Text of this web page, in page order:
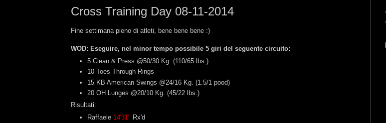
Cross Training Day 08-11-2014
Fine settimana pieno di atleti, bene bene bene :)
WOD: Eseguire, nel minor tempo possibile 5 giri del seguente circuito:
5 Clean & Press @50/30 Kg. (110/65 lbs.)
10 Toes Through Rings
15 KB American Swings @24/16 Kg. (1.5/1 pood)
20 OH Lunges @20/10 Kg. (45/22 lbs.)
Risultati:
Raffaele 14'31" Rx'd